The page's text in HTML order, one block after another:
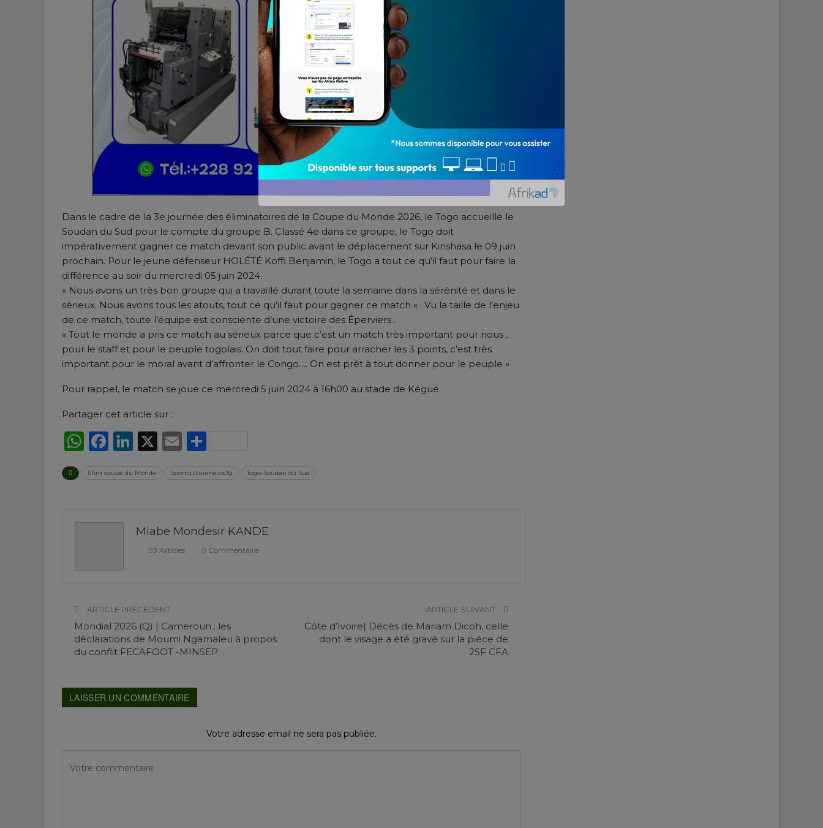
Dans le cadre de la 3e journée des éliminatoires de la Coupe du Monde 2026, le Togo accueille le
Soudan du Sud pour le compte du groupe B. Classé 4e dans ce groupe, le Togo doit
impérativement gagner ce match devant son public avant le déplacement sur Kinshasa le 09 juin
prochain. Pour le jeune défenseur HOLÉTÉ Koffi Benjamin, le Togo a tout ce qu’il faut pour faire la
différence au soir du mercredi 05 juin 2024.
« Nous avons un très bon groupe qui a travaillé durant toute la semaine dans la sérénité et dans le
sérieux. Nous avons tous les atouts, tout ce qu’il faut pour gagner ce match « . Vu la taille de l’enjeu
de ce match, toute l’équipe est consciente d’une victoire des Éperviers .
« Tout le monde a pris ce match au sérieux parce que c’est un match très important pour nous ,
pour le staff et pour le peuple togolais. On doit tout faire pour arracher les 3 points, c’est très
important pour le moral avant d’affronter le Congo…. On est prêt à tout donner pour le peuple »
Pour rappel, le match se joue ce mercredi 5 juin 2024 à 16h00 au stade de Kégué.
Partager cet article sur :
WhatsApp
Facebook
LinkedIn
X EmailPartager
Elim coupe du Monde Sportculturenews.Tg Togo-Soudan du Sud
Miabe Mondesir KANDE
93 Articles 0 Commentaire
ARTICLE PRÉCÉDENT
Mondial 2026 (Q) | Cameroun : les
déclarations de Moumi Ngamaleu à propos
du conflit FECAFOOT -MINSEP
ARTICLE SUIVANT
Côte d’Ivoire| Décès de Mariam Dicoh, celle
dont le visage a été gravé sur la pièce de
25F CFA
LAISSER UN COMMENTAIRE
Votre adresse email ne sera pas publiée.